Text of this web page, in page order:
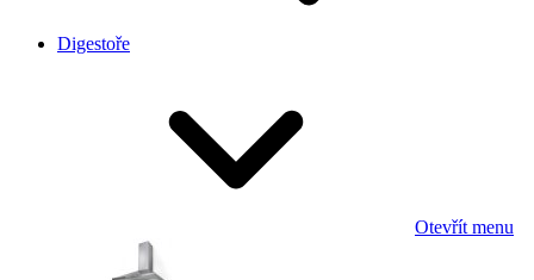
Digestoře
Otevřít menu